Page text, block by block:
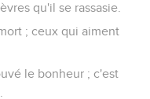
qu'il se rassasie.
; ceux qui aiment
le bonheur ; c'est